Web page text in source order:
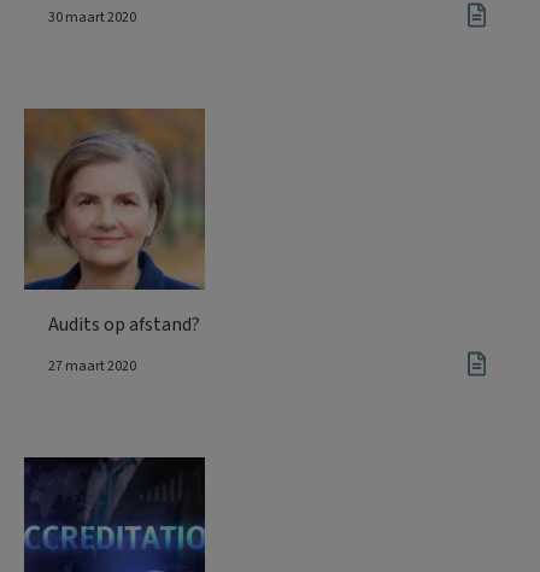
30 maart 2020
Audits op afstand?
27 maart 2020